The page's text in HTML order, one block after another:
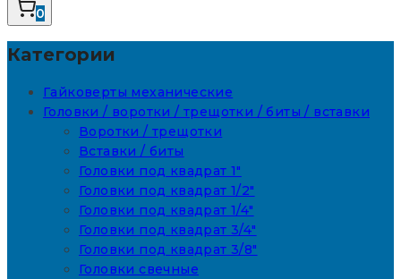
0
Категории
Гайковерты механические
Головки / воротки / трещотки / биты / вставки
Воротки / трещотки
Вставки / биты
Головки под квадрат 1"
Головки под квадрат 1/2"
Головки под квадрат 1/4"
Головки под квадрат 3/4"
Головки под квадрат 3/8"
Головки свечные